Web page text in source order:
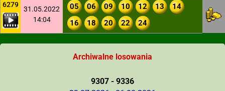
6279
31.05.2022
14:04
05 06 09 10 12 13
14
16
18 20 22 24
Archiwalne losowania
9307 - 9336